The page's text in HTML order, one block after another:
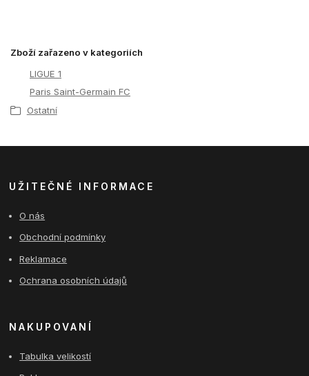
Zboží zařazeno v kategoriích
LIGUE 1
Paris Saint-Germain FC
Ostatní
UŽITEČNÉ INFORMACE
O nás
Obchodní podmínky
Reklamace
Ochrana osobních údajů
NAKUPOVANÍ
Tabulka velikostí